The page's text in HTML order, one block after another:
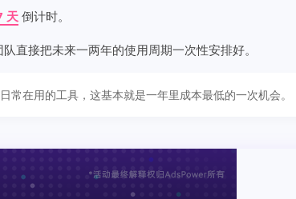
天倒计时。
直接把未来一两年的使用周期一次性安排好。
常在用的工具，这基本就是一年里成本最低的一次机会。